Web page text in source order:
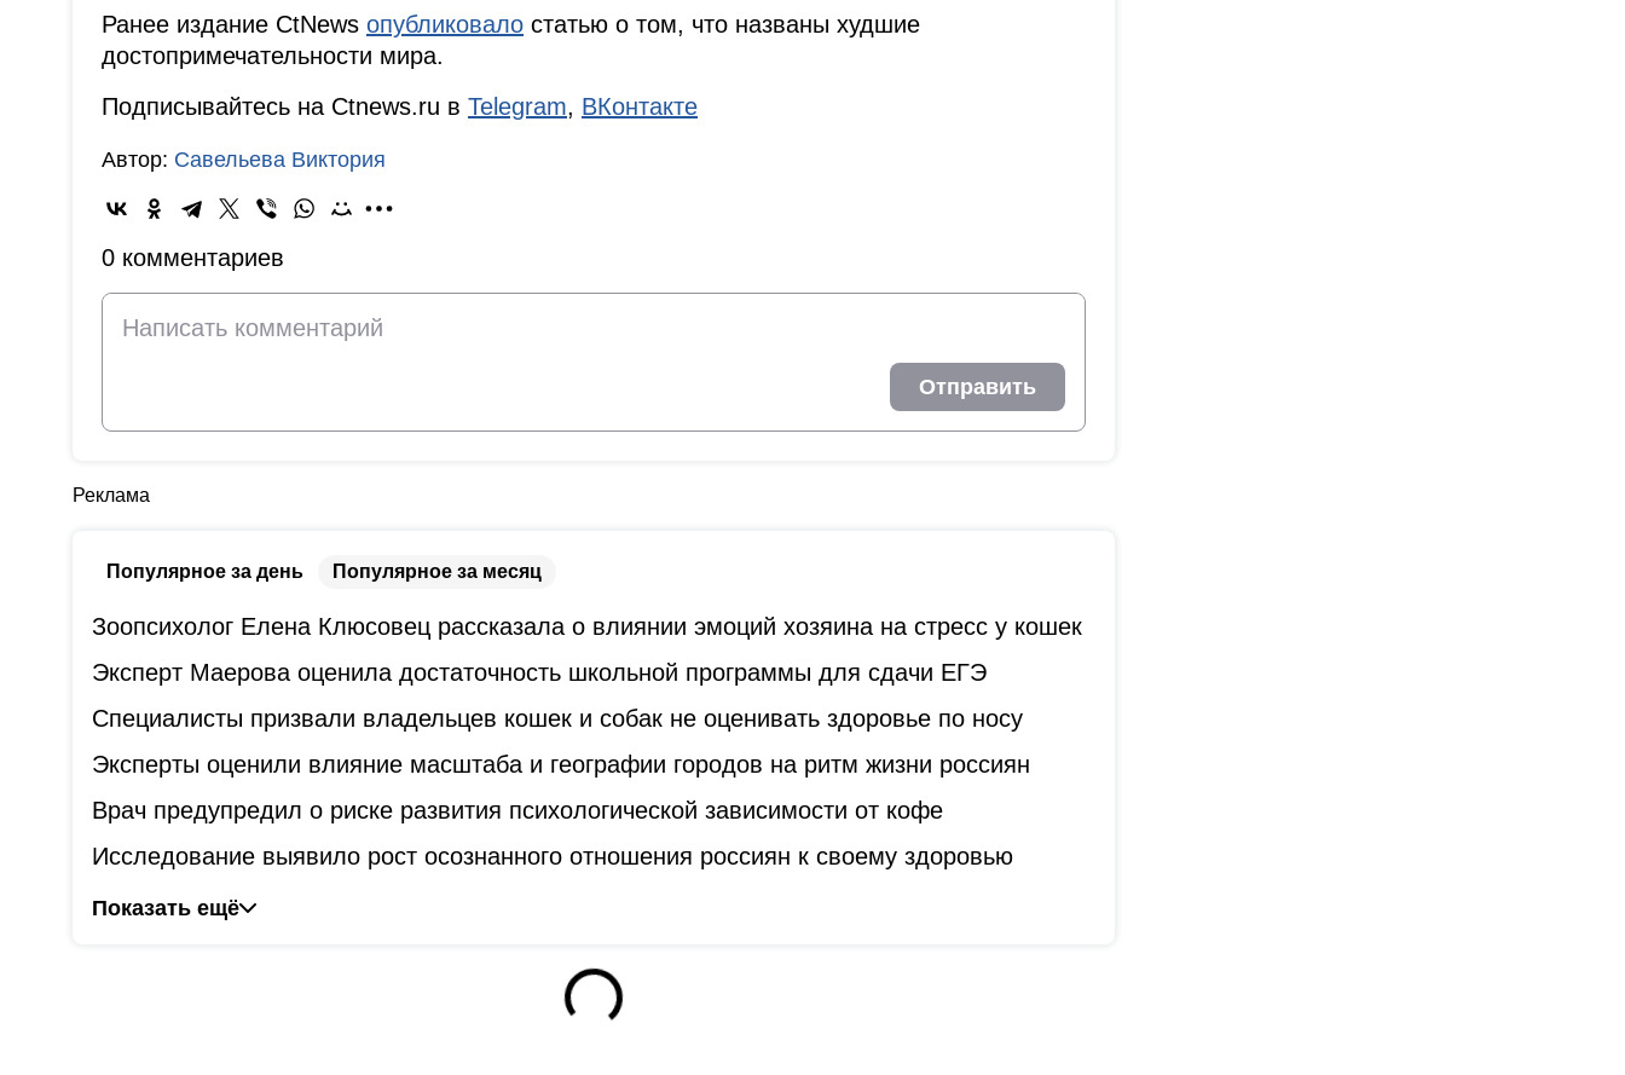
Ранее издание CtNews опубликовало статью о том, что названы худшие
достопримечательности мира.
Подписывайтесь на Ctnews.ru в Telegram, ВКонтакте
Автор: Савельева Виктория
0 комментариев
Отправить
Реклама
Популярное за день Популярное за месяц
Зоопсихолог Елена Клюсовец рассказала о влиянии эмоций хозяина на стресс у кошек
Эксперт Маерова оценила достаточность школьной программы для сдачи ЕГЭ
Специалисты призвали владельцев кошек и собак не оценивать здоровье по носу
Эксперты оценили влияние масштаба и географии городов на ритм жизни россиян
Врач предупредил о риске развития психологической зависимости от кофе
Исследование выявило рост осознанного отношения россиян к своему здоровью
Показать ещё